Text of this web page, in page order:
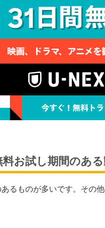
お試し期間のあ
るものが多いです。その